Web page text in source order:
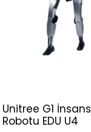
Unitree G1
Robotu EDU U4